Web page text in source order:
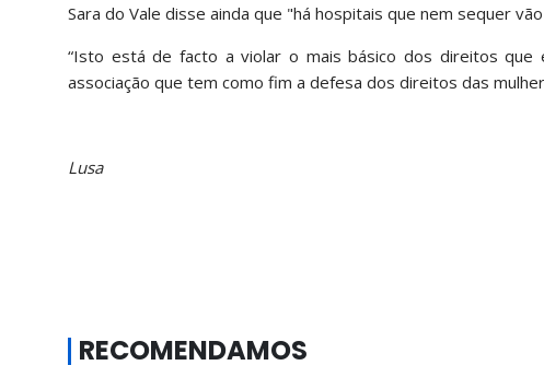
Sara do Vale disse ainda que "há hospitais que nem sequer
“Isto está de facto a violar o mais básico dos direitos que
associação que tem como fim a defesa dos direitos das
Lusa
RECOMENDAMOS